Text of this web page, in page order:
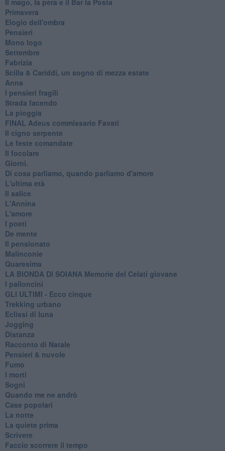
Primavera
Elogio dell'ombra
Pensieri
Mono logo
Settembre
Fabrizia
​Scilla & Cariddi, un sogno di mezza estate
Anna
I pensieri fragili
Strada facendo
La pioggia
FINAL Adeus commissario Favati
Il cigno serpente
Le feste comandate
Il focolare
Giorni.
Di cosa parliamo, quando parliamo d'amore
L'ultima età
Il salice
L'Annina
L'amore
I poeti
De mente
Il pensionato
Malinconie
Quaresima
LA BIONDA DI SOIANA Memorie del Celati giovane
I palloncini
GLI ULTIMI - Ecco cinque
Trekking urbano
Eclissi di luna
Jogging
Distanza
Racconto di Natale
Pensieri & nuvole
Fumo
I morti
Sogni
Quando me ne andrò
Case popolari
La notte
La quiete prima
Scrivere
Faccio scorrere il tempo